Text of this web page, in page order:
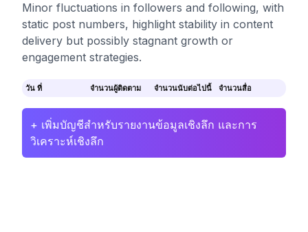
Minor fluctuations in followers and following, with
static post numbers, highlight stability in content
delivery but possibly stagnant growth or
engagement strategies.
วัน ที่ จำนวนผู้ติดตาม จำนวนนับต่อไปนี้ จำนวนสื่อ
+ เพิ่มบัญชีสำหรับรายงานข้อมูลเชิงลึก และการ
วิเคราะห์เชิงลึก